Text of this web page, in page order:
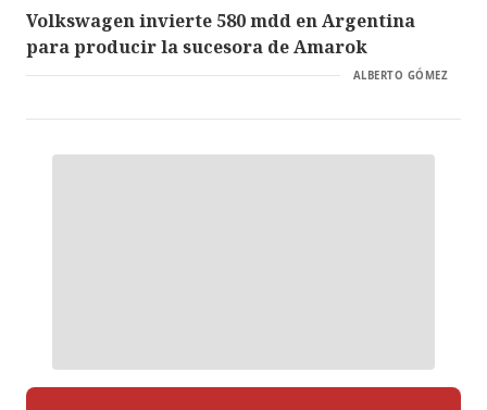
Volkswagen invierte 580 mdd en Argentina
para producir la sucesora de Amarok
ALBERTO GÓMEZ